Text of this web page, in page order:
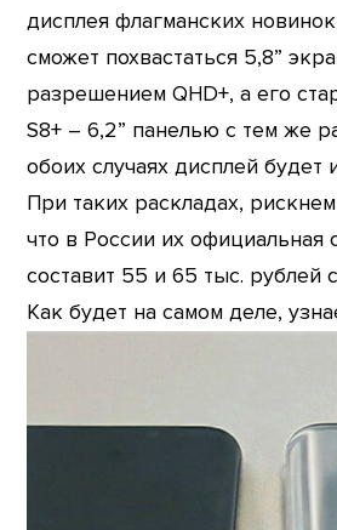
дисплея флагманских
сможет похвастаться 5,8”
разрешением QHD+, а его
S8+ – 6,2” панелью с тем же
обоих случаях дисплей будет
При таких раскладах,
что в России их официальная
составит 55 и 65 тыс. рублей
Как будет на самом деле,